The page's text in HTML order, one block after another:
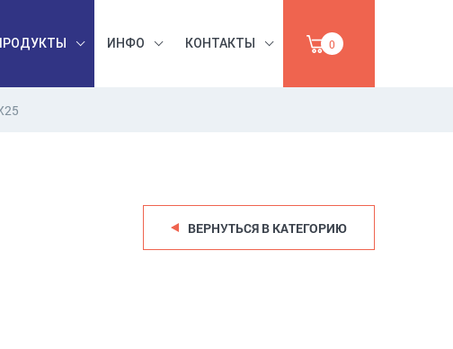
АБРАЗИВЫ
ИНФО КОНТАКТЫ 0
ВЕРНУТЬСЯ В КАТЕГОРИЮ